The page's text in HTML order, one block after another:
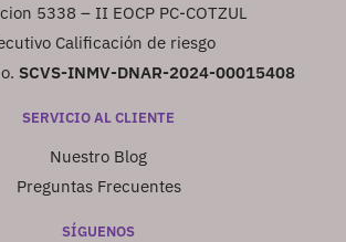
5338 – II EOCP PC-COTZUL
Calificación de riesgo
SCVS-INMV-DNAR-2024-00015408
SERVICIO AL CLIENTE
Nuestro Blog
Preguntas Frecuentes
SÍGUENOS